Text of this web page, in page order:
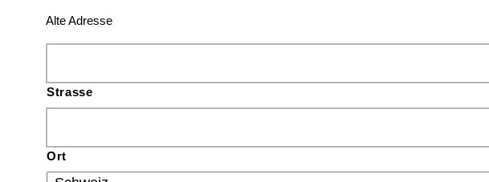
Alte Adresse
Strasse
Ort